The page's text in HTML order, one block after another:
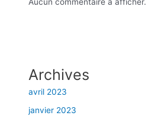
Aucun commentaire à afficher.
Archives
avril 2023
janvier 2023